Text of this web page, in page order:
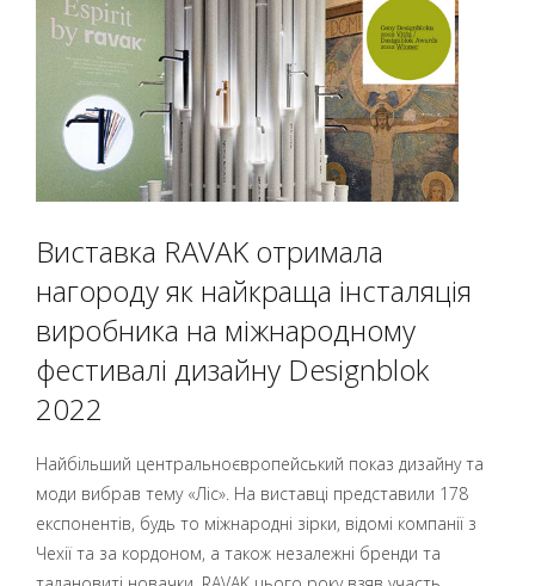
Виставка RAVAK отримала
нагороду як найкраща інсталяція
виробника на міжнародному
фестивалі дизайну Designblok
2022
Найбільший центральноєвропейський показ дизайну та
моди вибрав тему «Ліс». На виставці представили 178
експонентів, будь то міжнародні зірки, відомі компанії з
Чехії та за кордоном, а також незалежні бренди та